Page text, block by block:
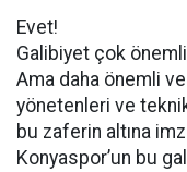
Evet!
Galibiyet çok önemli
Ama daha önemli ve
yönetenleri ve
bu zaferin altına
Konyaspor’un bu